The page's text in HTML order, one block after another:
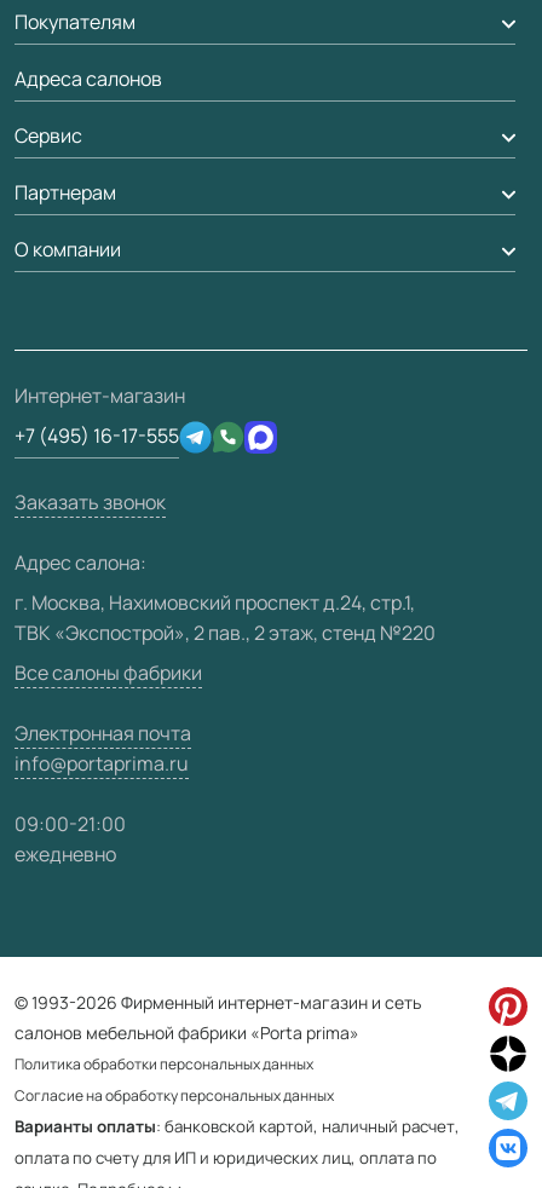
Подбор двери
Алюминиевые двери
Стеновые панели
Рейки, баффели, стеллажи
Погонаж
Акции компании
Покупателям
Доставка
Оплата
Гарантия
Вопрос-ответ
Отзывы клиентов
Техническая информация
Юридическая информация
Адреса салонов
Сервис
Вызов замерщика
Доставка
Партнерам
Дизайнерам / архитекторам
Скачать материалы
3D-модели
О компании
О фабрике
Сертификаты
Производство
Вакансии
Видео
Карта сайта
Интернет-магазин
+7 (495) 16-17-555
Заказать звонок
Адрес салона:
г. Москва, Нахимовский проспект д.24, стр.1,
ТВК «Экспострой», 2 пав., 2 этаж, стенд №220
Все салоны фабрики
Электронная почта
info@portaprima.ru
09:00-21:00
ежедневно
© 1993-2026 Фирменный интернет-магазин и сеть
салонов мебельной фабрики «Porta prima»
Политика обработки персональных данных
Согласие на обработку персональных данных
Варианты оплаты: банковской картой, наличный расчет,
оплата по счету для ИП и юридических лиц, оплата по